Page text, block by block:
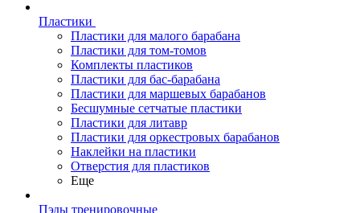
Пластики
Пластики для малого барабана
Пластики для том-томов
Комплекты пластиков
Пластики для бас-барабана
Пластики для маршевых барабанов
Бесшумные сетчатые пластики
Пластики для литавр
Пластики для оркестровых барабанов
Наклейки на пластики
Отверстия для пластиков
Еще
Пэды тренировочные